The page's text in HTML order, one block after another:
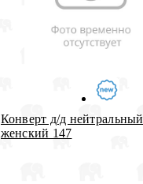
Конверт д/д нейтральный
женский 147